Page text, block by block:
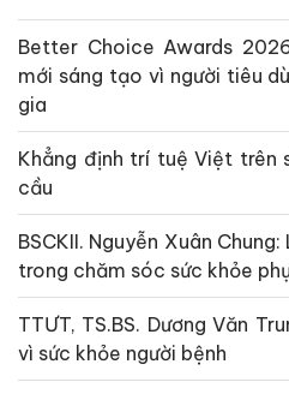
Better Choice Awards
mới sáng tạo vì người tiêu
gia
Khẳng định trí tuệ Việt trên
cầu
BSCKII. Nguyễn Xuân
trong chăm sóc sức khỏe
TTƯT, TS.BS. Dương Văn
vì sức khỏe người bệnh